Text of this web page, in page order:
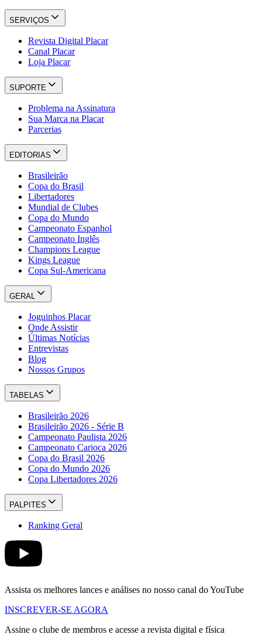
SERVIÇOS
Revista Digital Placar
Canal Placar
Loja Placar
SUPORTE
Problema na Assinatura
Sua Marca na Placar
Parcerias
EDITORIAS
Brasileirão
Copa do Brasil
Libertadores
Mundial de Clubes
Copa do Mundo
Campeonato Espanhol
Campeonato Inglês
Champions League
Kings League
Copa Sul-Americana
GERAL
Joguinhos Placar
Onde Assistir
Últimas Notícias
Entrevistas
Blog
Nossos Grupos
TABELAS
Brasileirão 2026
Brasileirão 2026 - Série B
Campeonato Paulista 2026
Campeonato Carioca 2026
Copa do Brasil 2026
Copa do Mundo 2026
Copa Libertadores 2026
PALPITES
Ranking Geral
Assista os melhores lances e análises no nosso canal do YouTube
INSCREVER-SE AGORA
Assine o clube de membros e acesse a revista digital e física